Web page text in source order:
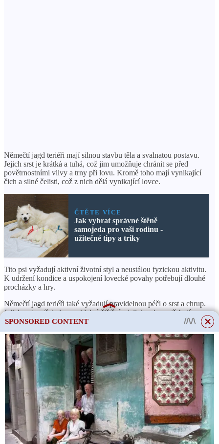
Němečtí jagd teriéři mají silnou stavbu těla a svalnatou postavu.
Jejich srst je krátká a tuhá, což jim umožňuje chránit se před
povětrnostními vlivy a trny při lovu. Kromě toho mají vynikající
čich a silné čelisti, což z nich dělá vynikající lovce.
ČTĚTE VÍCE
Jak vybrat správné štěně
samojeda pro vaši rodinu -
užitečné tipy a triky
Tito psi vyžadují aktivní životní styl a neustálou fyzickou aktivitu.
K udržení kondice a uspokojení lovecké povahy potřebují dlouhé
procházky a hry.
Němečtí jagd teriéři také vyžadují pravidelnou péči o srst a chrup.
Jejich srst potřebuje pravidelné čištění a jejich zuby potřebují
pravidelné čištění a prohlídky u veterináře.
Německý jagdteriér: péče a údržba
Péče o vlasy a pokožku
Srst německého jagd teriéra vyžaduje pravidelnou úpravu. Pes by
měl být kartáčován a kartáčován několikrát týdně, zejména během
línání, aby nedošlo k zacuchání chlupů a zacuchání. V případě
This site uses cookies to store data. By continuing to use the site, you consent
to the use of these files.
OK
SPONSORED CONTENT